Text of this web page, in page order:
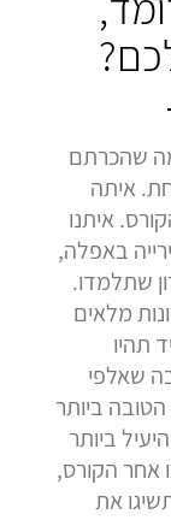
שהכרתם
איתה
איתנו
באפלה,
שתלמדו.
מלאים
תהיו
שאלפי
ביותר
ביותר
אחר הקורס,
את